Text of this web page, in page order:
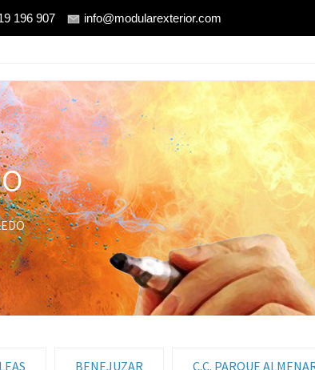
196 907 info@modularexterior.com
BENEJUZAR C.C. PARQUE